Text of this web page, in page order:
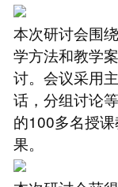
本次研讨会围
学方法和教学
讨。会议采用
话，分组讨论
的100多名授
果。